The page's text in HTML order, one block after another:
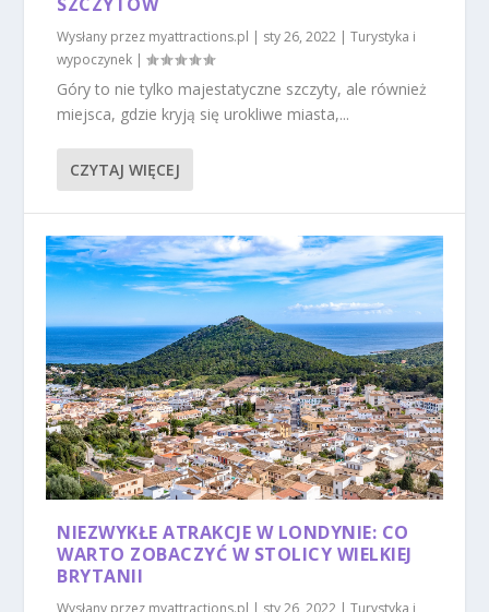
Wysłany przez myattractions.pl | sty 26, 2022 |Turystyka i
wypoczynek |
Góry to nie tylko majestatyczne szczyty, ale również
miejsca, gdzie kryją się urokliwe miasta,...
CZYTAJ WIĘCEJ
NIEZWYKŁE ATRAKCJE W LONDYNIE: CO
WARTO ZOBACZYĆ W STOLICY WIELKIEJ
BRYTANII
Wysłany przez myattractions.pl | sty 26, 2022 |Turystyka i